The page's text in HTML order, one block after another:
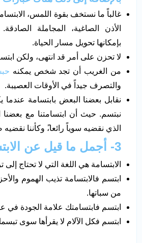
غالباً ما نستخف بقوة اللمس،
الأذن الصاغية، المجاملة
بإمكانها تحويل مسار الحياة.
لا تحزن على أمر قد انتهى، ولكن
من الغريب أن تجد شخص يمكنه
والتصرف جيداً في الأوقات العصيبة.
نقابل بعضنا البعض بابتسامة
نبتسم. حيث أن ابتسامتنا مع
الذي نقضيه سوياً رائعا،ً وكأننا
3- أجمل ما قيل عن الابتسامة
الابتسامة هي اللغة التي لا تحتاج إلى
ابتسم فالابتسامة تذيب الهموم
من سباتها.
ابتسم فابتسامتك علامة الجودة في
ابتسم فكل الآلام لا يقرأها سوى